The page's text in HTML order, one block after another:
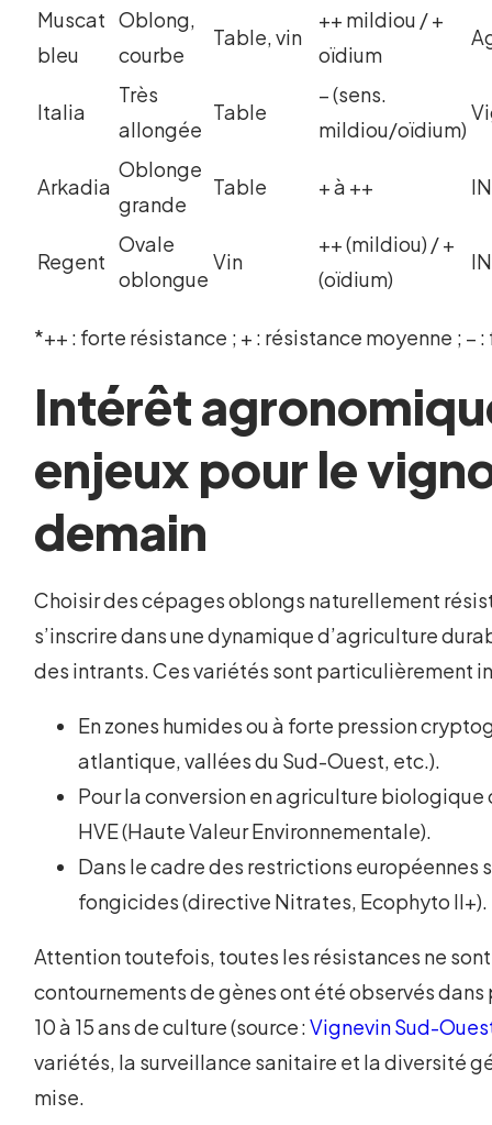
Muscat
bleu
Oblong,
courbe
Table, vin
++ mildiou / +
oïdium
Italia
Très
allongée
Table
– (sens.
mildiou/oïdium)
Arkadia
Oblonge
grande
Table + à ++
Regent
Ovale
oblongue
Vin
++ (mildiou) / +
(oïdium)
*++ : forte résistance ; + : résistance moyenne ; –
Intérêt
enjeux pour le
demain
Choisir des cépages oblongs naturellement
s’inscrire dans une dynamique d’agriculture
des intrants. Ces variétés sont particulièrement
En zones humides ou à forte pression
atlantique, vallées du Sud-Ouest, etc.).
Pour la conversion en agriculture biologique
HVE (Haute Valeur Environnementale).
Dans le cadre des restrictions européennes
fongicides (directive Nitrates, Ecophyto II+).
Attention toutefois, toutes les résistances ne
contournements de gènes ont été observés dans
10 à 15 ans de culture (source :Vignevin Sud-
variétés, la surveillance sanitaire et la diversité
mise.